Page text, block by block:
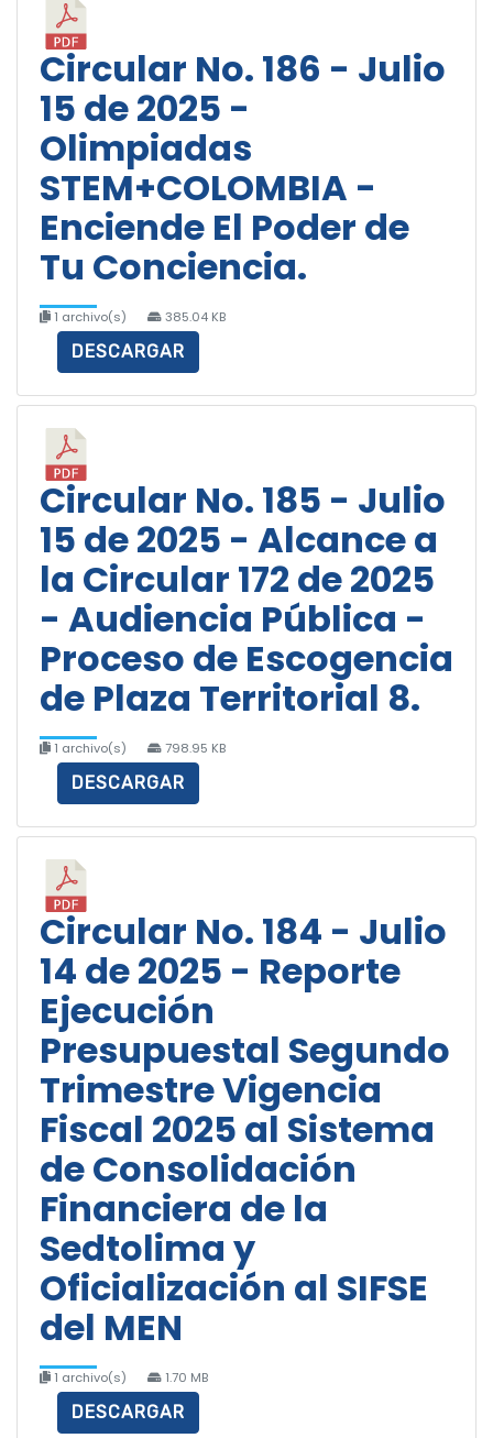
Circular No. 186 - Julio
15 de 2025 -
Olimpiadas
STEM+COLOMBIA -
Enciende El Poder de
Tu Conciencia.
1 archivo(s) 385.04 KB
DESCARGAR
Circular No. 185 - Julio
15 de 2025 - Alcance a
la Circular 172 de 2025
- Audiencia Pública -
Proceso de Escogencia
de Plaza Territorial 8.
1 archivo(s) 798.95 KB
DESCARGAR
Circular No. 184 - Julio
14 de 2025 - Reporte
Ejecución
Presupuestal Segundo
Trimestre Vigencia
Fiscal 2025 al Sistema
de Consolidación
Financiera de la
Sedtolima y
Oficialización al SIFSE
del MEN
1 archivo(s) 1.70 MB
DESCARGAR